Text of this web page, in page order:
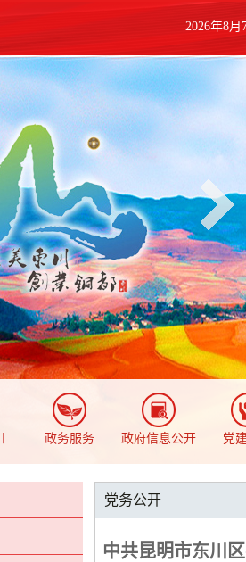
2026年8
政务服务 政府信息公开 党
党务公开
中共昆明市东川